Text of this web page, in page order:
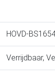
HOVD-
Verrijdbaar,